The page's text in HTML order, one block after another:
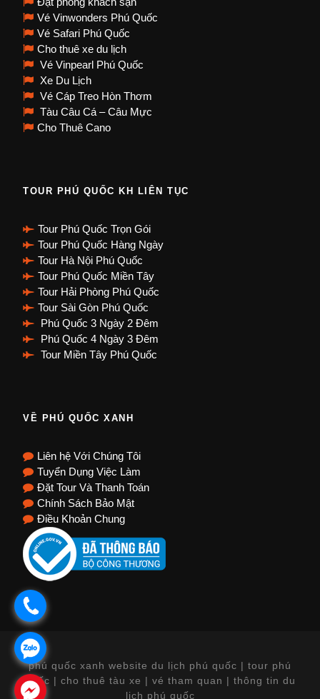
Vé Vinwonders Phú Quốc
Vé Safari Phú Quốc
Cho thuê xe du lịch
Vé Vinpearl Phú Quốc
Xe Du Lịch
Vé Cáp Treo Hòn Thơm
Tàu Câu Cá – Câu Mực
Cho Thuê Cano
TOUR PHÚ QUỐC KH LIÊN TỤC
Tour Phú Quốc Trọn Gói
Tour Phú Quốc Hàng Ngày
Tour Hà Nội Phú Quốc
Tour Phú Quốc Miền Tây
Tour Hải Phòng Phú Quốc
Tour Sài Gòn Phú Quốc
Phú Quốc 3 Ngày 2 Đêm
Phú Quốc 4 Ngày 3 Đêm
Tour Miền Tây Phú Quốc
VỀ PHÚ QUỐC XANH
Liên hệ Với Chúng Tôi
Tuyển Dụng Việc Làm
Đặt Tour Và Thanh Toán
Chính Sách Bảo Mật
Điều Khoản Chung
phú quốc xanh website du lịch phú quốc | tour phú
quốc | cho thuê tàu xe | vé tham quan | thông tin du
lịch phú quốc
.
.
.